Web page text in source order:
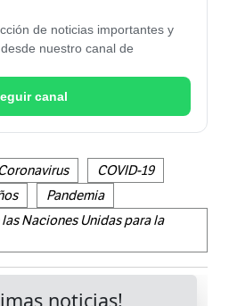
de noticias importantes y
nuestro canal de
canal
COVID-19
Pandemia
Naciones Unidas para la